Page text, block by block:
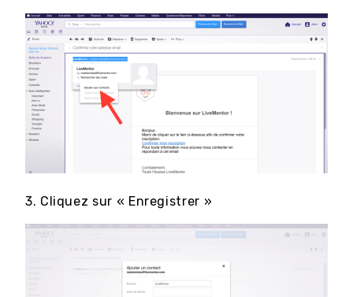
3. Cliquez sur « Enregistrer »